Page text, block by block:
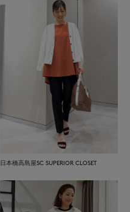
日本橋高島屋SC SUPERIOR CLOSET